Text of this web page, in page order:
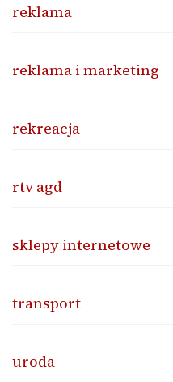
reklama
reklama i marketing
rekreacja
rtv agd
sklepy internetowe
transport
uroda